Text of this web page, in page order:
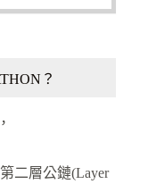
？
二層公鏈(Layer